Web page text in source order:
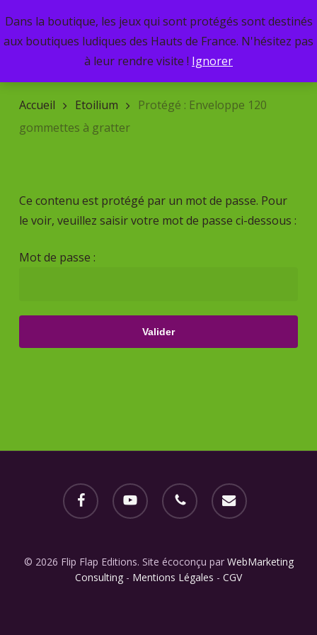
Dans la boutique, les jeux qui sont protégés sont destinés
aux boutiques ludiques des Hauts de France. N'hésitez pas
à leur rendre visite ! Ignorer
to
main
produits
Menu
Accueil Etoilium
Protégé : Enveloppe 120
gommettes à gratter
Ce contenu est protégé par un mot de passe. Pour
le voir, veuillez saisir votre mot de passe ci-dessous :
Mot de passe :
facebook youtube phone email
© 2026 Flip Flap Editions. Site écoconçu par WebMarketing
Consulting - Mentions Légales - CGV